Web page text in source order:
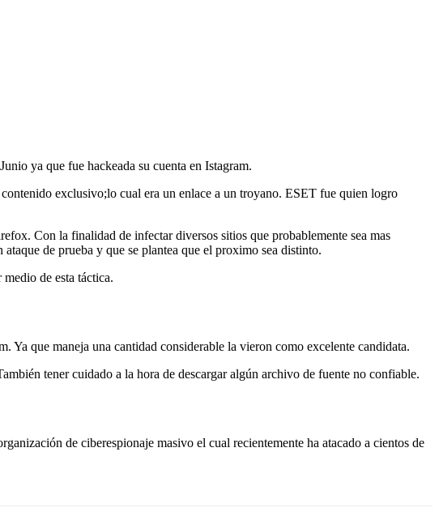
ya que fue hackeada su cuenta en Istagram.
exclusivo;lo cual era un enlace a un troyano. ESET fue quien logro
Con la finalidad de infectar diversos sitios que probablemente sea mas
de prueba y que se plantea que el proximo sea distinto.
de esta táctica.
Ya que maneja una cantidad considerable la vieron como excelente candidata.
tener cuidado a la hora de descargar algún archivo de fuente no confiable.
de ciberespionaje masivo el cual recientemente ha atacado a cientos de